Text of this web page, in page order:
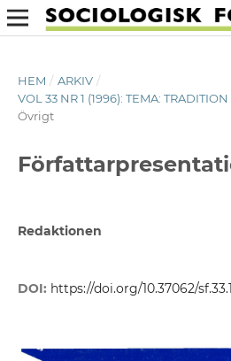
HEM / ARKIV /
VOL 33 NR 1 (1996): TEMA:
Övrigt
Redaktionen
DOI: https://doi.org/10.37062/